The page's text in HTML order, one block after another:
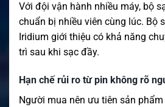
Với đội vận hành nhiều máy, bộ
chuẩn bị nhiều viên cùng lúc. Bộ
Iridium giới thiệu có khả năng
trì sau khi sạc đầy.
Hạn chế rủi ro từ pin không rõ
Người mua nên ưu tiên sản phẩm